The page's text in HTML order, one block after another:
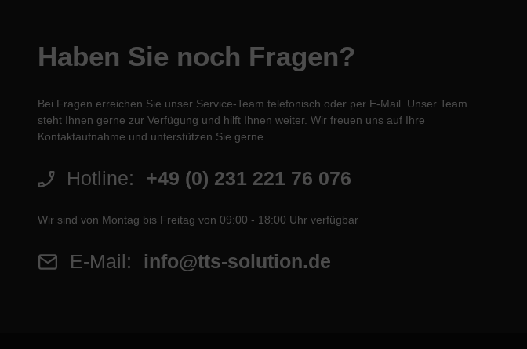
Haben Sie noch Fragen?
Bei Fragen erreichen Sie unser Service-Team telefonisch oder per E-Mail. Unser Team
steht Ihnen gerne zur Verfügung und hilft Ihnen weiter. Wir freuen uns auf Ihre
Kontaktaufnahme und unterstützen Sie gerne.
Hotline: +49 (0) 231 221 76 076
Wir sind von Montag bis Freitag von 09:00 - 18:00 Uhr verfügbar
E-Mail: info@tts-solution.de